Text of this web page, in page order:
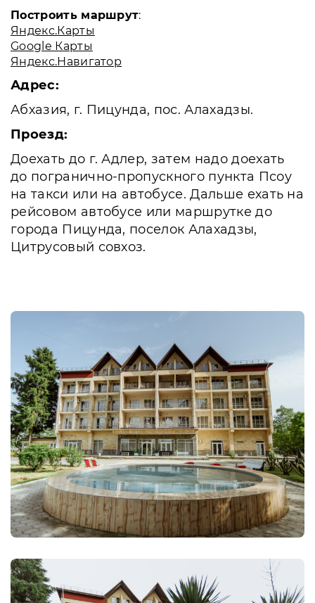
Построить маршрут:
Яндекс.Карты
Google Карты
Яндекс.Навигатор
Адрес:
Абхазия, г. Пицунда, пос. Алахадзы.
Проезд:
Доехать до г. Адлер, затем надо доехать
до погранично-пропускного пункта Псоу
на такси или на автобусе. Дальше ехать на
рейсовом автобусе или маршрутке до
города Пицунда, поселок Алахадзы,
Цитрусовый совхоз.